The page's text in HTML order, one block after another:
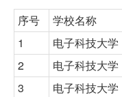
序号
学校名称
1
电子科技大学
2
电子科技大学
3
电子科技大学